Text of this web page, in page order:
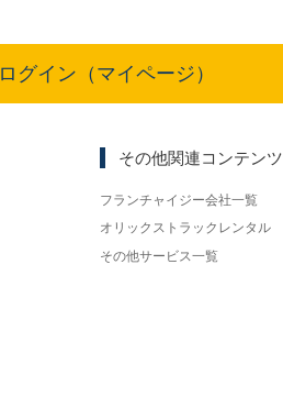
ログイン（マイページ）
その他関連コンテンツ
フランチャイジー会社一覧
オリックストラックレンタル
その他サービス一覧